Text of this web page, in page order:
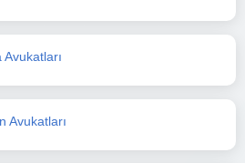
Avukatları